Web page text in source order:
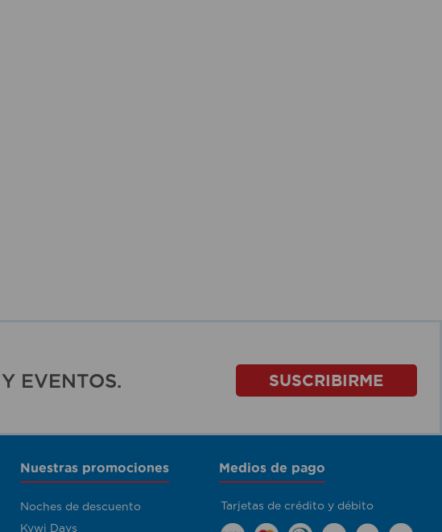
EVENTOS. SUSCRIBIRME
Nuestras promociones
Noches de descuento
Kywi Days
Medios de pago
Tarjetas de crédito y débito